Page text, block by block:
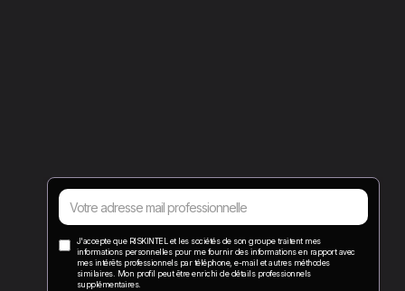
J'accepte que RISKINTEL et les sociétés de son groupe traitent mes
informations personnelles pour me fournir des informations en rapport avec
mes intérêts professionnels par téléphone, e-mail et autres méthodes
similaires. Mon profil peut être enrichi de détails professionnels
supplémentaires.